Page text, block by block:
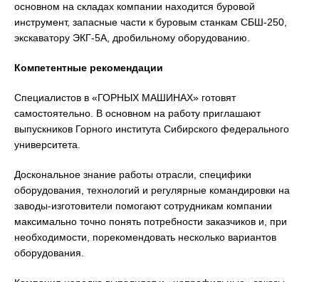
основном на складах компании находится буровой
инструмент, запасные части к буровым станкам СБШ-250,
экскаватору ЭКГ-5А, дробильному оборудованию.
Компетентные рекомендации
Специалистов в «ГОРНЫХ МАШИНАХ» готовят
самостоятельно. В основном на работу приглашают
выпускников Горного института Сибирского федерального
университета.
Доскональное знание работы отрасли, специфики
оборудования, технологий и регулярные командировки на
заводы-изготовители помогают сотрудникам компании
максимально точно понять потребности заказчиков и, при
необходимости, порекомендовать несколько вариантов
оборудования.